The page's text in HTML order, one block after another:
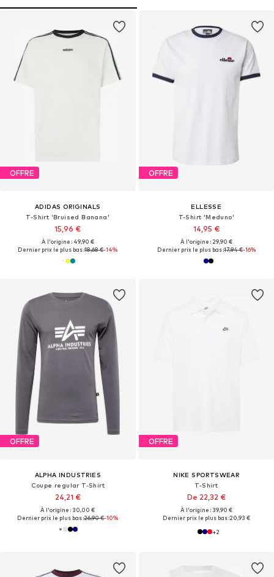
OFFRE
ADIDAS ORIGINALS
T-Shirt 'Bruised Banana'
15,96 €
À l'origine : 49,90 €
Dernier prix le plus bas :18,68 €-14%
OFFRE
ELLESSE
T-Shirt 'Meduno'
14,95 €
À l'origine : 29,90 €
Dernier prix le plus bas :17,94 €-16%
OFFRE
ALPHA INDUSTRIES
Coupe regular T-Shirt
24,21 €
À l'origine : 30,00 €
Dernier prix le plus bas :26,90 €-10%
OFFRE
NIKE SPORTSWEAR
T-Shirt
De 22,32 €
À l'origine : 39,90 €
Dernier prix le plus bas :20,93 €
+2